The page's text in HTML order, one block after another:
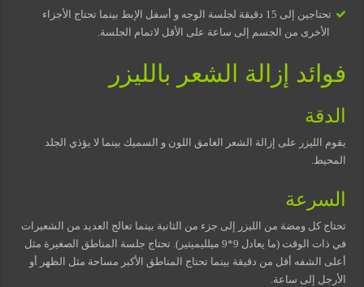
تحتاجين إلى 15 دقيقة لجلسة الوجه و أسفل الإبط بينما تحتاج الأجزاء
الأخرى من الجسم إلى ساعة على الأقل لاتمام الجلسة.
فوائد إزالة الشعر بالليزر
الدقة
يقوم الليزر على إزالة الشعر الغامق اللون و السميك بينما لا يؤذي الجلد
المحيط.
السرعة
تحتاج كل ومضة من الليزر إلى جزء من الثانية بينما تعالج العديد من الشعيرات
في ذات الوقت (ما يعادل 9*9 ميلليميتير). تحتاج جلسة المناطق الصغيرة مثل
أعلى الشفه أقل من دقيقة بينما تحتاج المناطق الأكبر مساحة مثل الظهر أو
الأرجل إلى ساعة.